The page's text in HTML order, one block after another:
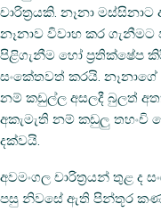
චාරිත්‍රයකි. නෑනා
නෑනාව විවාහ කර
පිළිගැනීම හෝ ප්‍රතික්‌ෂේප
සංකේතවත් කරයි.
නම් කඩුල්ල අසලදී බුලත්
අකැමැති නම් කඩුලු තහංචි
දක්‌වයි.
අවමංගල චාරිත්‍රයන් තුළ ද
පසු නිවසේ ඇති පින්තූර